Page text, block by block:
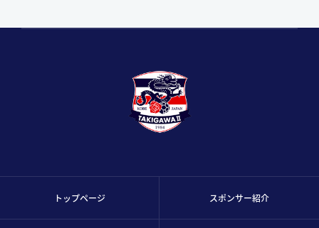
トップページ スポンサー紹介